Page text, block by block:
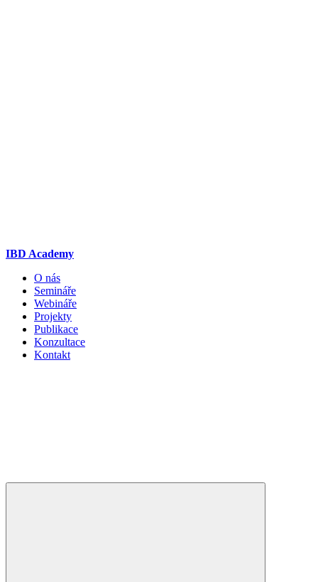
IBD Academy
O nás
Semináře
Webináře
Projekty
Publikace
Konzultace
Kontakt